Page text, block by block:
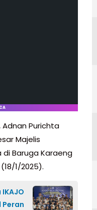
Purichta
Majelis
Baruga Karaeng
1/2025).
Peran